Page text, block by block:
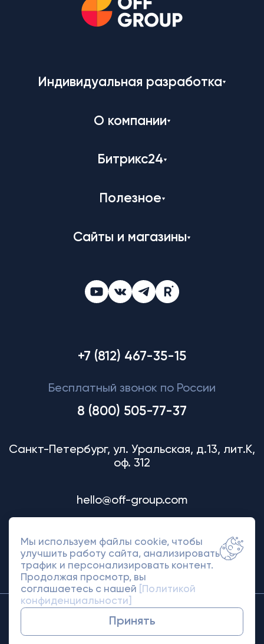
Индивидуальная разработка
О компании
Битрикс24
Полезное
Сайты и магазины
+7 (812) 467-35-15
Бесплатный звонок по России
8 (800) 505-77-37
Санкт-Петербург, ул. Уральская, д.13, лит.К,
оф. 312
hello@off-group.com
© 2018-2026 Off Group. Товарный знак
Мы используем файлы cookie, чтобы
улучшить работу сайта, анализировать
трафик и персонализировать контент.
Продолжая просмотр, вы
соглашаетесь с нашей
[Политикой
конфиденциальности]
Принять